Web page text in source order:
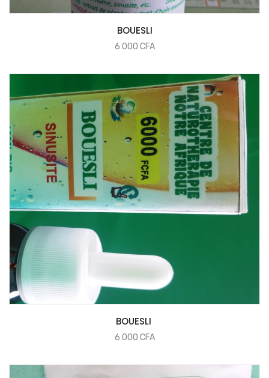
COMMANDER
BOUESLI
6 000 CFA
COMMANDER
BOUESLI
6 000 CFA